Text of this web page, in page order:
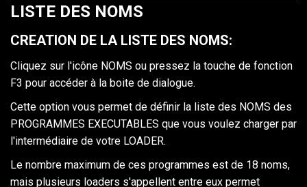
LISTE DES NOMS
CREATION DE LA LISTE DES NOMS:
Cliquez sur l'icône NOMS ou pressez la touche de fonction
F3 pour accéder à la boite de dialogue.
Cette option vous permet de définir la liste des NOMS des
PROGRAMMES EXECUTABLES que vous voulez charger par
l'intermédiaire de votre LOADER.
Le nombre maximum de ces programmes est de 18 noms,
mais plusieurs loaders s'appellent entre eux permet